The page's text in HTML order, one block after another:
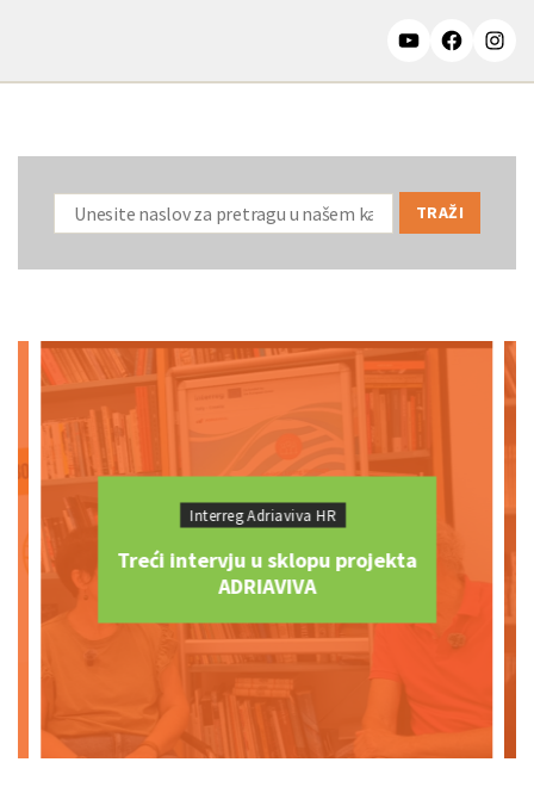
Interreg Adriaviva HR
Treći intervju u sklopu projekta
ADRIAVIVA